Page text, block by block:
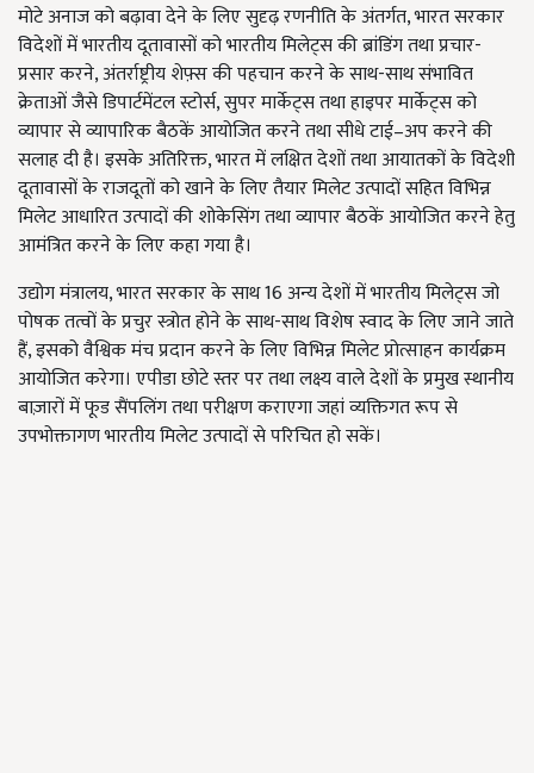
मोटे अनाज को बढ़ावा देने के लिए सुदृढ़ रणनीति के अंतर्गत, भारत सरकार
विदेशों में भारतीय दूतावासों को भारतीय मिलेट्स की ब्रांडिंग तथा प्रचार-
प्रसार करने, अंतर्राष्ट्रीय शेफ़्स की पहचान करने के साथ-साथ संभावित
क्रेताओं जैसे डिपार्टमेंटल स्टोर्स, सुपर मार्केट्स तथा हाइपर मार्केट्स को
व्यापार से व्यापारिक बैठकें आयोजित करने तथा सीधे टाई–अप करने की
सलाह दी है। इसके अतिरिक्त, भारत में लक्षित देशों तथा आयातकों के विदेशी
दूतावासों के राजदूतों को खाने के लिए तैयार मिलेट उत्पादों सहित विभिन्न
मिलेट आधारित उत्पादों की शोकेसिंग तथा व्यापार बैठकें आयोजित करने हेतु
आमंत्रित करने के लिए कहा गया है।
उद्योग मंत्रालय, भारत सरकार के साथ 16 अन्य देशों में भारतीय मिलेट्स जो
पोषक तत्वों के प्रचुर स्त्रोत होने के साथ-साथ विशेष स्वाद के लिए जाने जाते
हैं, इसको वैश्विक मंच प्रदान करने के लिए विभिन्न मिलेट प्रोत्साहन कार्यक्रम
आयोजित करेगा। एपीडा छोटे स्तर पर तथा लक्ष्य वाले देशों के प्रमुख स्थानीय
बाज़ारों में फूड सैंपलिंग तथा परीक्षण कराएगा जहां व्यक्तिगत रूप से
उपभोक्तागण भारतीय मिलेट उत्पादों से परिचित हो सकें।